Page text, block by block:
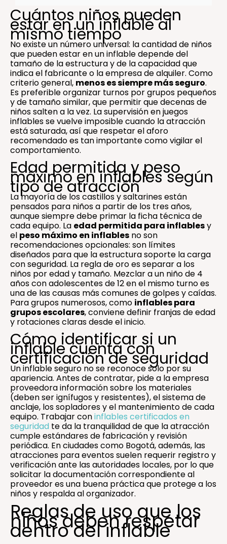
Cuántos niños pueden
estar en un inflable al
mismo tiempo
No existe un número universal: la cantidad de niños
que pueden estar en un inflable depende del
tamaño de la estructura y de la capacidad que
indica el fabricante o la empresa de alquiler. Como
criterio general, menos es siempre más seguro.
Es preferible organizar turnos por grupos pequeños
y de tamaño similar, que permitir que decenas de
niños salten a la vez. La supervisión en juegos
inflables se vuelve imposible cuando la atracción
está saturada, así que respetar el aforo
recomendado es tan importante como vigilar el
comportamiento.
Edad permitida y peso
máximo en inflables según
tipo de atracción
La mayoría de los castillos y saltarines están
pensados para niños a partir de los tres años,
aunque siempre debe primar la ficha técnica de
cada equipo. La edad permitida para inflablesy
el peso máximo en inflables no son
recomendaciones opcionales: son límites
diseñados para que la estructura soporte la carga
con seguridad. La regla de oro es separar a los
niños por edad y tamaño. Mezclar a un niño de 4
años con adolescentes de 12 en el mismo turno es
una de las causas más comunes de golpes y caídas.
Para grupos numerosos, como inflables para
grupos escolares, conviene definir franjas de edad
y rotaciones claras desde el inicio.
Cómo identificar si un
inflable cuenta con
certificación de seguridad
Un inflable seguro no se reconoce solo por su
apariencia. Antes de contratar, pide a la empresa
proveedora información sobre los materiales
(deben ser ignífugos y resistentes), el sistema de
anclaje, los sopladores y el mantenimiento de cada
equipo. Trabajar coninflables certificados en
seguridad te da la tranquilidad de que la atracción
cumple estándares de fabricación y revisión
periódica. En ciudades como Bogotá, además, las
atracciones para eventos suelen requerir registro y
verificación ante las autoridades locales, por lo que
solicitar la documentación correspondiente al
proveedor es una buena práctica que protege a los
niños y respalda al organizador.
Reglas de uso que los
niños deben respetar
dentro del inflable